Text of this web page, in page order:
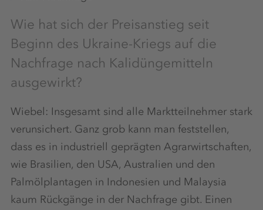
Wie hat sich der Preisanstieg seit
Beginn des Ukraine-Kriegs auf die
Nachfrage nach Kalidüngemitteln
ausgewirkt?
Wiebel: Insgesamt sind alle Marktteilnehmer stark
verunsichert. Ganz grob kann man feststellen,
dass es in industriell geprägten Agrarwirtschaften,
wie Brasilien, den USA, Australien und den
Palmölplantagen in Indonesien und Malaysia
kaum Rückgänge in der Nachfrage gibt. Einen